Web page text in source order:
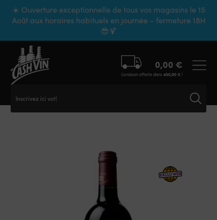
☀️ Ouverture exceptionnelle de tous vos magasins le 15
Août aux horaires habituels en journée – fermeture 18H
😎🍹
Inscrivez ici votre
0,00 €
Livraison offerte dans450,00 €!
Panneau de gestion des cookies